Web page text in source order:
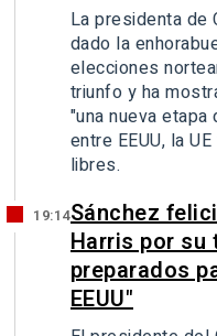
La presidenta de
dado la
elecciones
triunfo y ha
"una nueva
entre EEUU, la
libres.
19:14Sánchez
Harris por su
preparados
EEUU"